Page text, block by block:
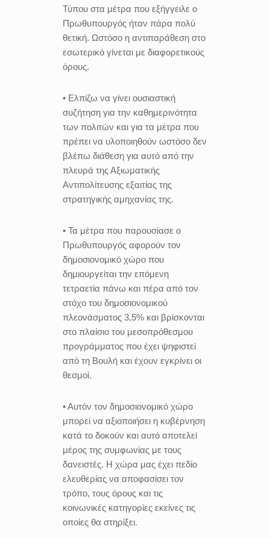
Τύπου στα μέτρα που εξήγγειλε ο
Πρωθυπουργός ήταν πάρα πολύ
θετική. Ωστόσο η αντιπαράθεση στο
εσωτερικό γίνεται με διαφορετικούς
όρους.
• Ελπίζω να γίνει ουσιαστική
συζήτηση για την καθημερινότητα
των πολιτών και για τα μέτρα που
πρέπει να υλοποιηθούν ωστόσο δεν
βλέπω διάθεση για αυτό από την
πλευρά της Αξιωματικής
Αντιπολίτευσης εξαιτίας της
στρατηγικής αμηχανίας της.
• Τα μέτρα που παρουσίασε ο
Πρωθυπουργός αφορούν τον
δημοσιονομικό χώρο που
δημιουργείται την επόμενη
τετραετία πάνω και πέρα από τον
στόχο του δημοσιονομικού
πλεονάσματος 3,5% και βρίσκονται
στο πλαίσιο του μεσοπρόθεσμου
προγράμματος που έχει ψηφιστεί
από τη Βουλή και έχουν εγκρίνει οι
θεσμοί.
• Αυτόν τον δημοσιονομικό χώρο
μπορεί να αξιοποιήσει η κυβέρνηση
κατά το δοκούν και αυτό αποτελεί
μέρος της συμφωνίας με τους
δανειστές. Η χώρα μας έχει πεδίο
ελευθερίας να αποφασίσει τον
τρόπο, τους όρους και τις
κοινωνικές κατηγορίες εκείνες τις
οποίες θα στηρίξει.